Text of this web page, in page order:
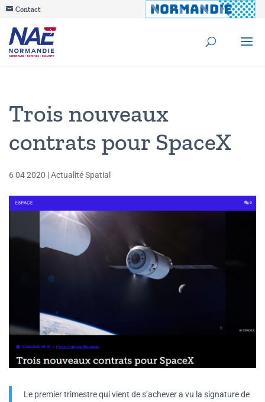
Contact
Trois nouveaux
contrats pour SpaceX
6 04 2020 |Actualité Spatial
Le premier trimestre qui vient de s’achever a vu la signature de